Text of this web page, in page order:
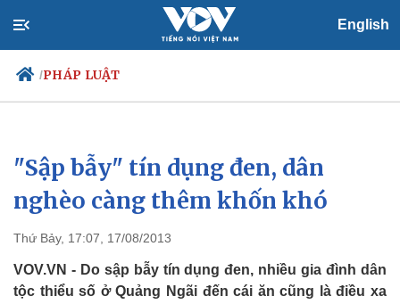
English
/PHÁP LUẬT
Chính trị
Đảng
Tổ chức nhân sự
Nhận diện sự thật
Xã hội
Tin 24h
Dự báo thời tiết
Việc làm
Biển đảo
"Sập bẫy" tín dụng đen, dân
nghèo càng thêm khốn khó
Thứ Bảy, 17:07, 17/08/2013
VOV.VN - Do sập bẫy tín dụng đen, nhiều gia đình dân
tộc thiểu số ở Quảng Ngãi đến cái ăn cũng là điều xa